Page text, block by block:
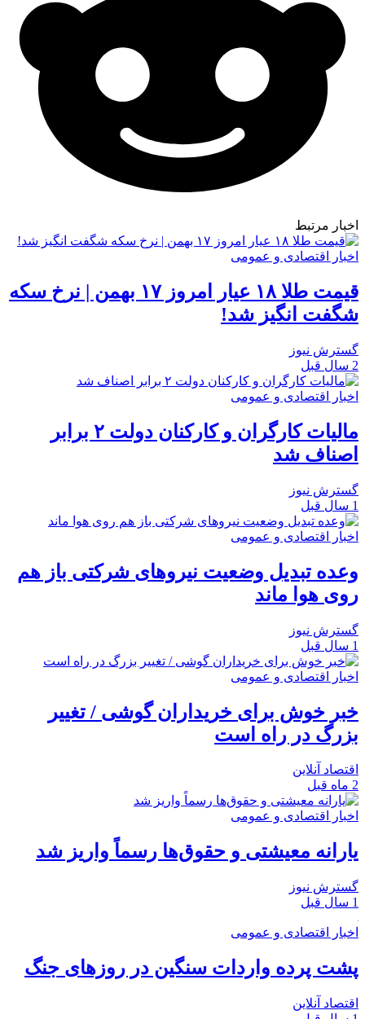
اخبار مرتبط
اخبار اقتصادی و عمومی
قیمت طلا ۱۸ عیار امروز ۱۷ بهمن | نرخ سکه
شگفت انگیز شد!
گسترش نیوز
2 سال قبل
اخبار اقتصادی و عمومی
مالیات کارگران و کارکنان دولت ۲ برابر
اصناف شد
گسترش نیوز
1 سال قبل
اخبار اقتصادی و عمومی
وعده تبدیل وضعیت نیروهای شرکتی باز هم
روی هوا ماند
گسترش نیوز
1 سال قبل
اخبار اقتصادی و عمومی
خبر خوش برای خریداران گوشی / تغییر
بزرگ در راه است
اقتصاد آنلاین
2 ماه قبل
اخبار اقتصادی و عمومی
یارانه معیشتی و حقوق‌ها رسماً واریز شد
گسترش نیوز
1 سال قبل
اخبار اقتصادی و عمومی
پشت پرده واردات سنگین در روزهای جنگ
اقتصاد آنلاین